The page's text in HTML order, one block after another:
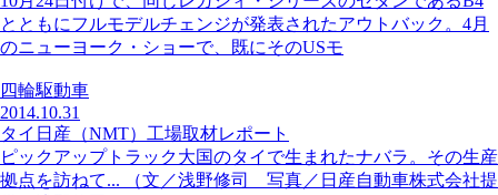
とともにフルモデルチェンジが発表されたアウトバック。4月
のニューヨーク・ショーで、既にそのUSモ
四輪駆動車
2014.10.31
タイ日産（NMT）工場取材レポート
ピックアップトラック大国のタイで生まれたナバラ。その生産
拠点を訪ねて... （文／浅野修司 写真／日産自動車株式会社提